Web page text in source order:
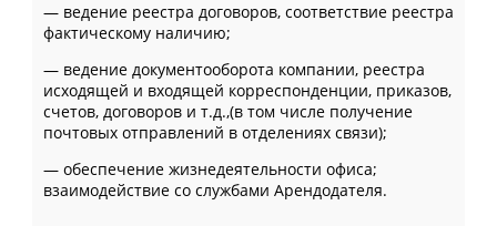
— ведение реестра договоров, соответствие реестра
фактическому наличию;
— ведение документооборота компании, реестра
исходящей и входящей корреспонденции, приказов,
счетов, договоров и т.д.,(в том числе получение
почтовых отправлений в отделениях связи);
— обеспечение жизнедеятельности офиса;
взаимодействие со службами Арендодателя.